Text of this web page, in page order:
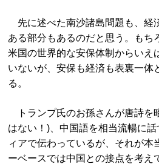
先に述べた南沙諸島問題も、経
ある部分もあるのだと思う。もち
米国の世界的な安保体制からいえ
いないが、安保も経済も表裏一体
る。
トランプ氏のお孫さんが唐詩を
はない！)、中国語を相当流暢に
ィアで伝わっているが、それが本
ーベースでは中国との接点を考え